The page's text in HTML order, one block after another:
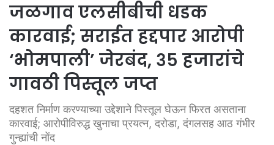
जळगाव एलसीबीची धडक
कारवाई; सराईत हद्दपार आरोपी
‘भोमपाली’ जेरबंद, ३५ हजारांचे
गावठी पिस्तूल जप्त
दहशत निर्माण करण्याच्या उद्देशाने पिस्तूल घेऊन फिरत असताना
कारवाई; आरोपीविरुद्ध खुनाचा प्रयत्न, दरोडा, दंगलसह आठ गंभीर
गुन्ह्यांची नोंद